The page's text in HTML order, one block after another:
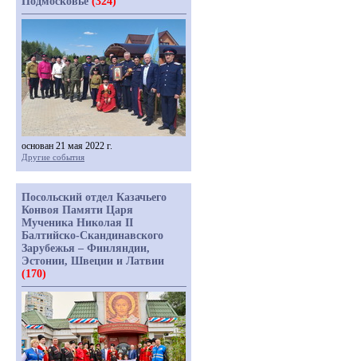
основан 21 мая 2022 г.
Другие события
Посольский отдел Казачьего
Конвоя Памяти Царя
Мученика Николая II
Балтийско-Скандинавского
Зарубежья – Финляндии,
Эстонии, Швеции и Латвии
(170)